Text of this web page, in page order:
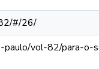
#/26/
vol-82/para-o-